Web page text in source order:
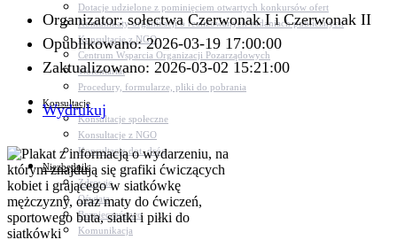
Dotacje udzielone z pominięciem otwartych konkursów ofert
Komunikaty organizacji o realizowanych zadaniach publicznych
Konsultacje z NGO
Centrum Wsparcia Organizacji Pozarządowych
Wolontariat
Procedury, formularze, pliki do pobrania
Konsultacje
Konsultacje społeczne
Konsultacje z NGO
Konsultacje dot. dróg
Niezbędnik
Zdrowie
Oświata
Bezpieczeństwo
Komunikacja
Organizator: sołectwa Czerwonak I i Czerwonak II
Opublikowano: 2026-03-19 17:00:00
Zaktualizowano: 2026-03-02 15:21:00
Wydrukuj